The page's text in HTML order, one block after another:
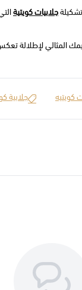
جلابيات كويتية
المثالي لإطلالة
كويتيه جلابية